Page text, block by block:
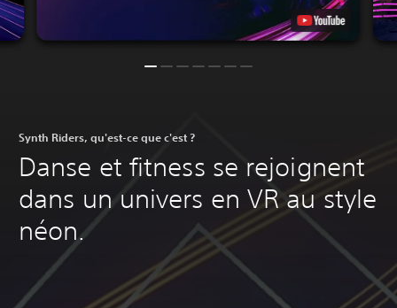
Synth Riders, qu'est-ce que c'est ?
Danse et fitness se rejoignent
dans un univers en VR au style
néon.